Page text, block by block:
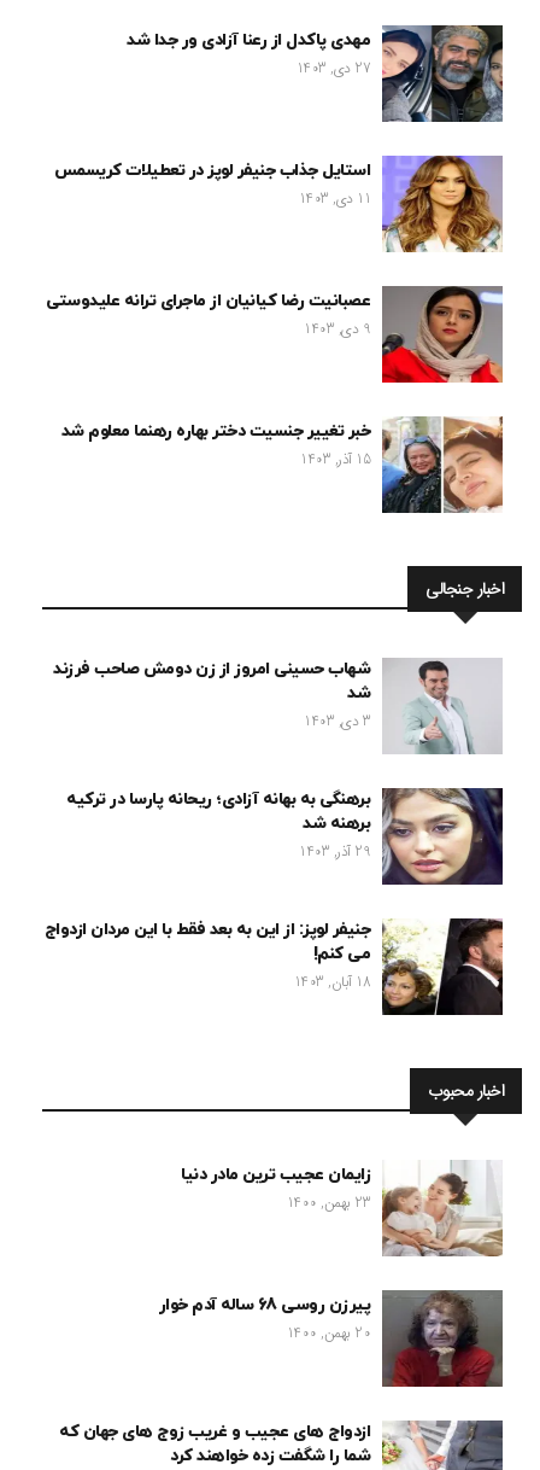
مهدی پاکدل از رعنا آزادی ور جدا شد
27 دی, 1403
استایل جذاب جنیفر لوپز در تعطیلات کریسمس
11 دی, 1403
عصبانیت رضا کیانیان از ماجرای ترانه علیدوستی
9 دی, 1403
خبر تغییر جنسیت دختر بهاره رهنما معلوم شد
15 آذر, 1403
اخبار جنجالی
شهاب حسینی امروز از زن دومش صاحب فرزند
شد
3 دی, 1403
برهنگی به بهانه آزادی؛ ریحانه پارسا در ترکیه
برهنه شد
29 آذر, 1403
جنیفر لوپز: از این به بعد فقط با این مردان ازدواج
می کنم!
18 آبان, 1403
اخبار محبوب
زایمان عجیب ترین مادر دنیا
23 بهمن, 1400
پیرزن روسی 68 ساله آدم خوار
20 بهمن, 1400
ازدواج های عجیب و غریب زوج های جهان که
شما را شگفت زده خواهند کرد